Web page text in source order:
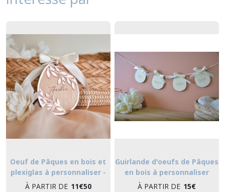
Oeuf de Pâques en bois et
plexiglas à personnaliser -
motif végétal
À PARTIR DE 11€50
Guirlande d'oeufs de Pâques
en bois à personnaliser
À PARTIR DE 15€